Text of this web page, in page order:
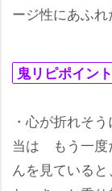
ージ性にあふれ
鬼リピポイント
・心が折れそ
当は もう一度
んを見ている